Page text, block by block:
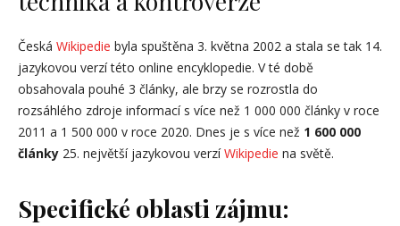
Česká Wikipedie byla spuštěna 3. května 2002 a stala se tak 14.
jazykovou verzí této online encyklopedie. V té době
obsahovala pouhé 3 články, ale brzy se rozrostla do
rozsáhlého zdroje informací s více než 1 000 000 články v roce
2011 a 1 500 000 v roce 2020. Dnes je s více než 1 600 000
články 25. největší jazykovou verzíWikipedie na světě.
Specifické oblasti zájmu: